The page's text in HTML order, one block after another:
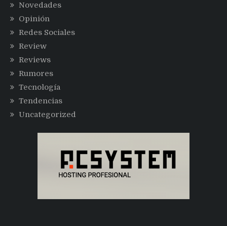
Novedades
Opinión
Redes Sociales
Review
Reviews
Rumores
Tecnología
Tendencias
Uncategorized